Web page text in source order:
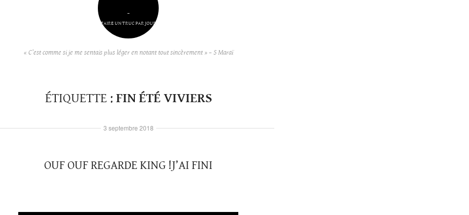
–
FAIRE UN TRUC PAR JOUR
« C’est comme si je me sentais plus léger en notant tout sincèrement » – S Maraï
ÉTIQUETTE : FIN ÉTÉ VIVIERS
OUF OUF REGARDE KING !J’AI FINI
3 septembre 2018